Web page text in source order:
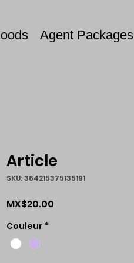
Agent Packages
Article
SKU: 364215375135191
MX$20.00
Couleur *